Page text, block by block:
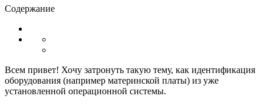
Содержание
Всем привет! Хочу затронуть такую тему, как идентификация
оборудования (например материнской платы) из уже
установленной операционной системы.